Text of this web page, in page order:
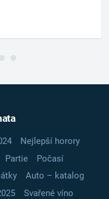
Nejlepší horory
Partie
Počasí
Auto – katalog
Svařené víno